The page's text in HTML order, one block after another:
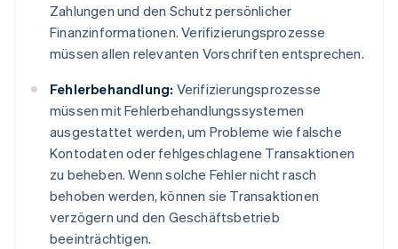
Zahlungen und den Schutz persönlicher
Finanzinformationen. Verifizierungsprozesse
müssen allen relevanten Vorschriften entsprechen.
Fehlerbehandlung: Verifizierungsprozesse
müssen mit Fehlerbehandlungssystemen
ausgestattet werden, um Probleme wie falsche
Kontodaten oder fehlgeschlagene Transaktionen
zu beheben. Wenn solche Fehler nicht rasch
behoben werden, können sie Transaktionen
verzögern und den Geschäftsbetrieb
beeinträchtigen.